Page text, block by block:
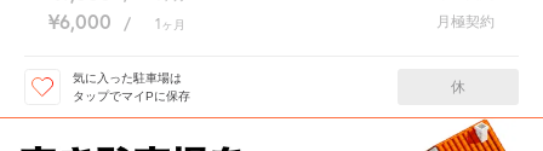
¥6,000 / 1 ヶ月 月極契約
気に入った駐車場は
タップでマイPに保存
休